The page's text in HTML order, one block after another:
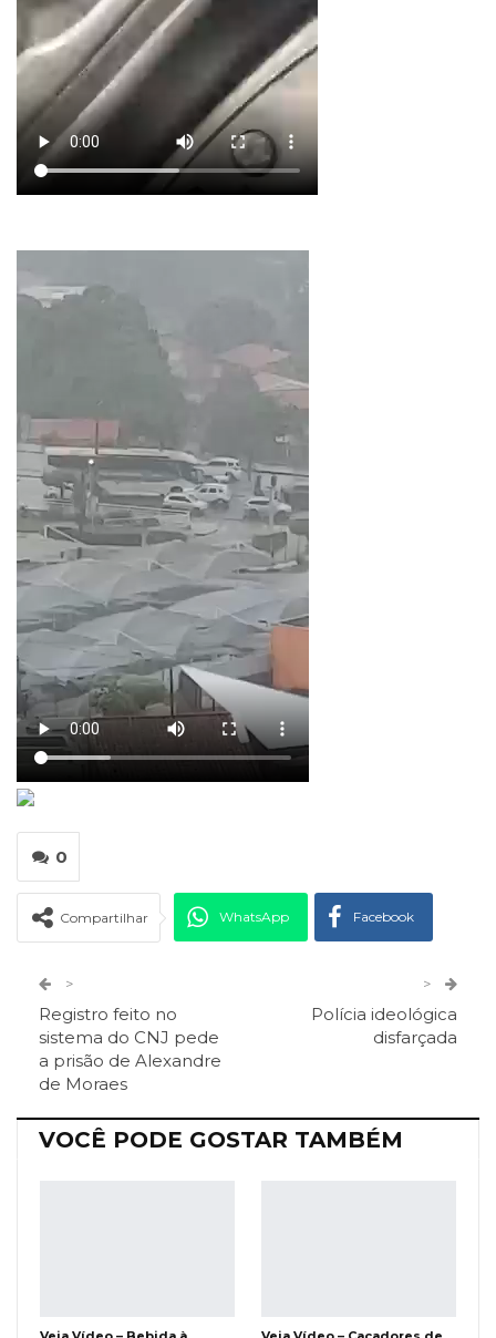
0
Compartilhar WhatsApp Facebook
ReddIt Pinterest
Facebook Messenger
>
Registro feito no
sistema do CNJ pede
a prisão de Alexandre
de Moraes
>
Polícia ideológica
disfarçada
VOCÊ PODE GOSTAR TAMBÉM